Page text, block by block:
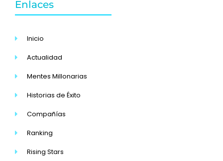
Enlaces
Inicio
Actualidad
Mentes Millonarias
Historias de Éxito
Compañías
Ranking
Rising Stars